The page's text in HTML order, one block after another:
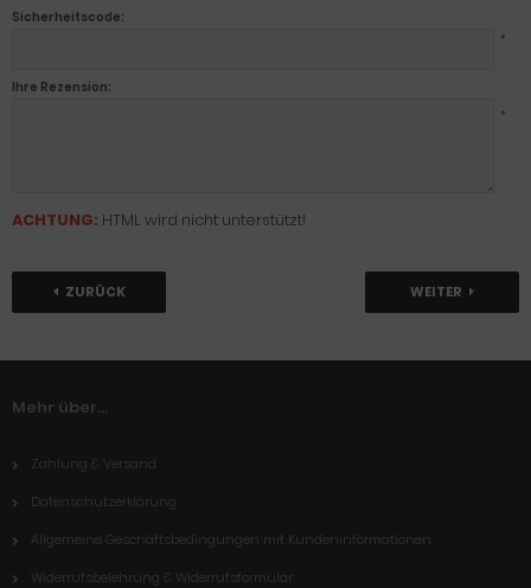
Sicherheitscode:
*
Ihre Rezension:
*
ACHTUNG: HTML wird nicht unterstützt!
ZURÜCK WEITER
Mehr über...
Zahlung & Versand
Datenschutzerklärung
Allgemeine Geschäftsbedingungen mit Kundeninformationen
Widerrufsbelehrung & Widerrufsformular